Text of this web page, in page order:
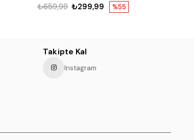
%55
₺299,99
₺659,99
Takipte Kal
Instagram